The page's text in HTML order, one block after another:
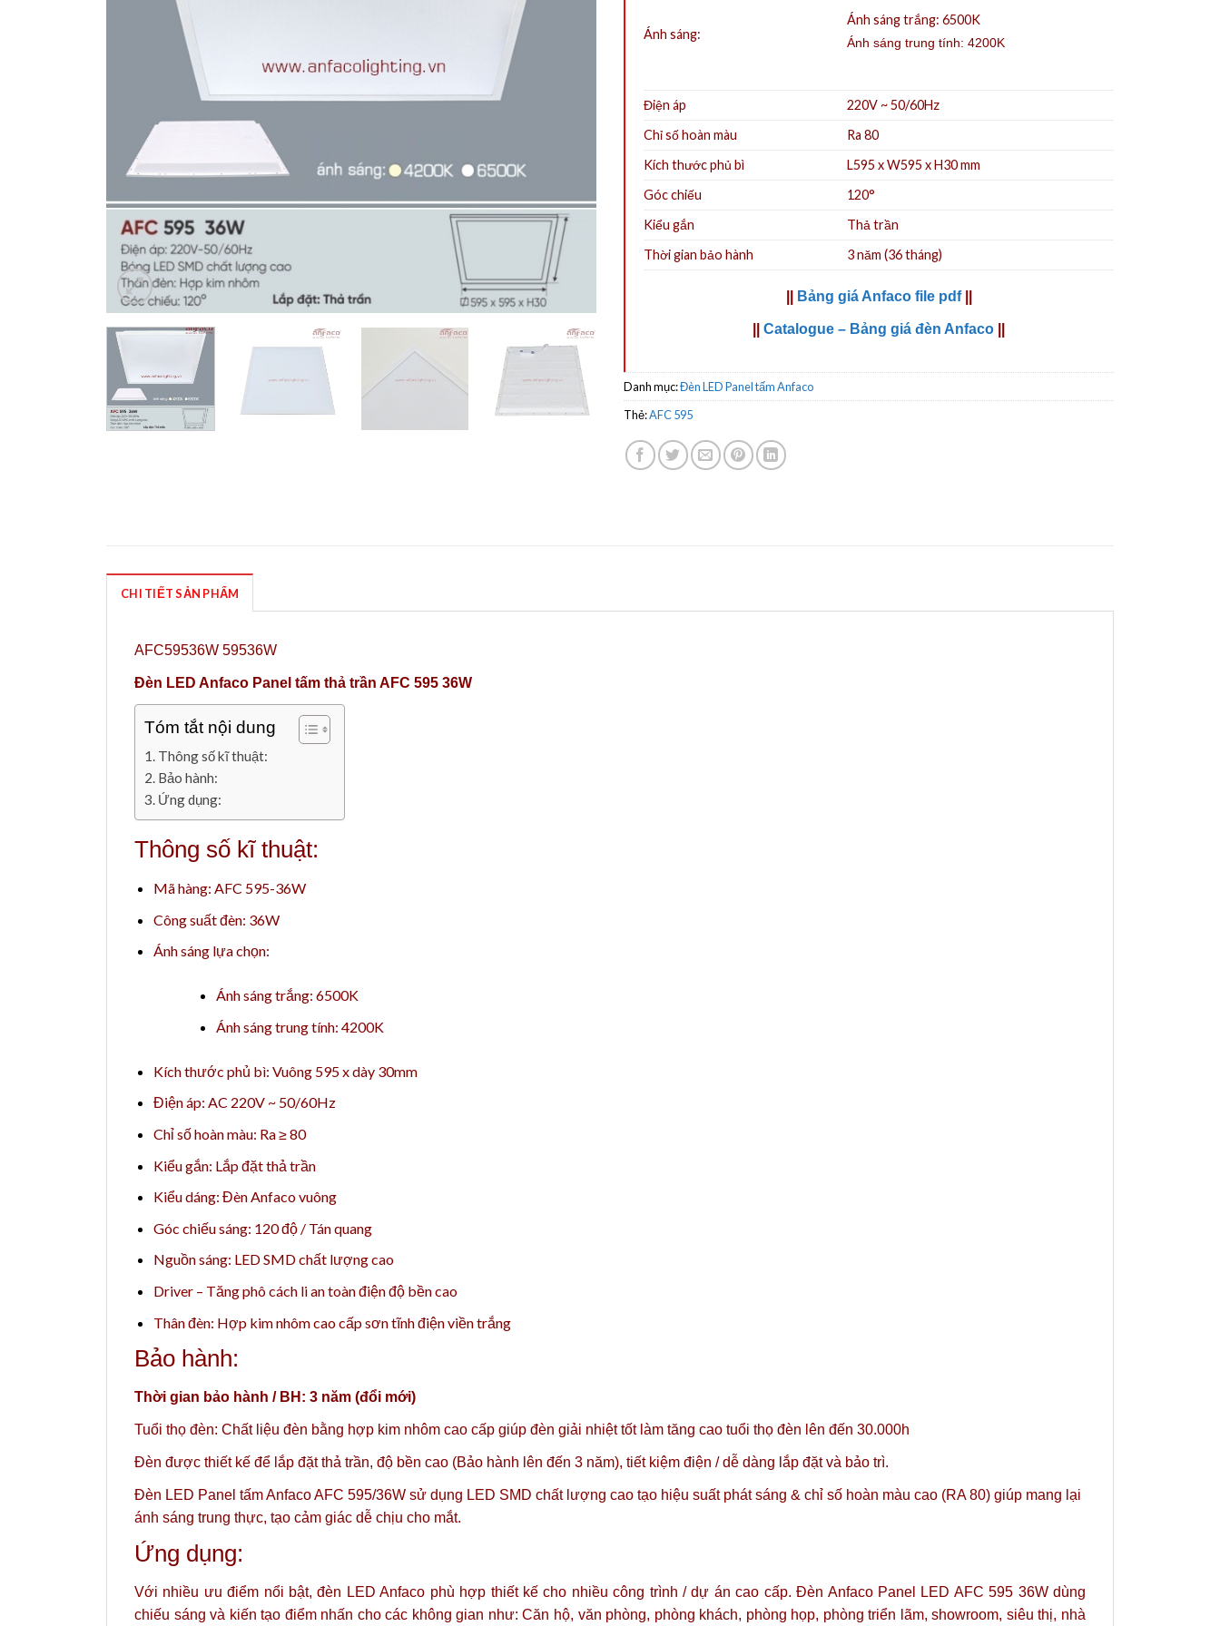
Ánh sáng:
Ánh sáng trắng: 6500K
Ánh sáng trung tính: 4200K
Điện áp
220V ~ 50/60Hz
Chỉ số hoàn màu
Ra 80
Kích thước phủ bì
L595 x W595 x H30 mm
Góc chiếu
120°
Kiểu gắn
Thả trần
Thời gian bảo hành
3 năm (36 tháng)
Bảng giá Anfaco file pdf
Catalogue – Bảng giá đèn Anfaco
Danh mục:Đèn LED Panel tấm Anfaco
Thẻ:AFC 595
CHI TIẾT SẢN PHẨM
AFC59536W 59536W
Đèn LED Anfaco Panel tấm thả trần AFC 595 36W
Tóm tắt nội dung
Thông số kĩ thuật:
Bảo hành:
Ứng dụng:
Thông số kĩ thuật:
Mã hàng: AFC 595-36W
Công suất đèn: 36W
Ánh sáng lựa chọn:
Ánh sáng trắng: 6500K
Ánh sáng trung tính: 4200K
Kích thước phủ bì: Vuông 595 x dày 30mm
Điện áp: AC 220V ~ 50/60Hz
Chỉ số hoàn màu: Ra ≥ 80
Kiểu gắn: Lắp đặt thả trần
Kiểu dáng: Đèn Anfaco vuông
Góc chiếu sáng: 120 độ / Tán quang
Nguồn sáng: LED SMD chất lượng cao
Driver – Tăng phô cách li an toàn điện độ bền cao
Thân đèn: Hợp kim nhôm cao cấp sơn tĩnh điện viền trắng
Bảo hành:
Thời gian bảo hành / BH: 3 năm (đổi mới)
Tuổi thọ đèn: Chất liệu đèn bằng hợp kim nhôm cao cấp giúp đèn giải nhiệt tốt làm tăng cao tuổi thọ đèn lên đến 30.000h
Đèn được thiết kế để lắp đặt thả trần, độ bền cao (Bảo hành lên đến 3 năm), tiết kiệm điện / dễ dàng lắp đặt và bảo trì.
Đèn LED Panel tấm Anfaco AFC 595/36W sử dụng LED SMD chất lượng cao tạo hiệu suất phát sáng & chỉ số hoàn màu cao (RA 80) giúp mang lại
ánh sáng trung thực, tạo cảm giác dễ chịu cho mắt.
Ứng dụng:
Với nhiều ưu điểm nổi bật, đèn LED Anfaco phù hợp thiết kế cho nhiều công trình / dự án cao cấp. Đèn Anfaco Panel LED AFC 595 36W dùng
chiếu sáng và kiến tạo điểm nhấn cho các không gian như: Căn hộ, văn phòng, phòng khách, phòng họp, phòng triển lãm, showroom, siêu thị, nhà